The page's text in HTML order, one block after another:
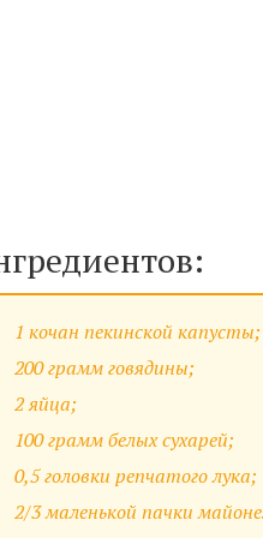
1 кочан пекинской капусты;
200 грамм говядины;
2 яйца;
100 грамм белых сухарей;
0,5 головки репчатого лука;
2/3 маленькой пачки